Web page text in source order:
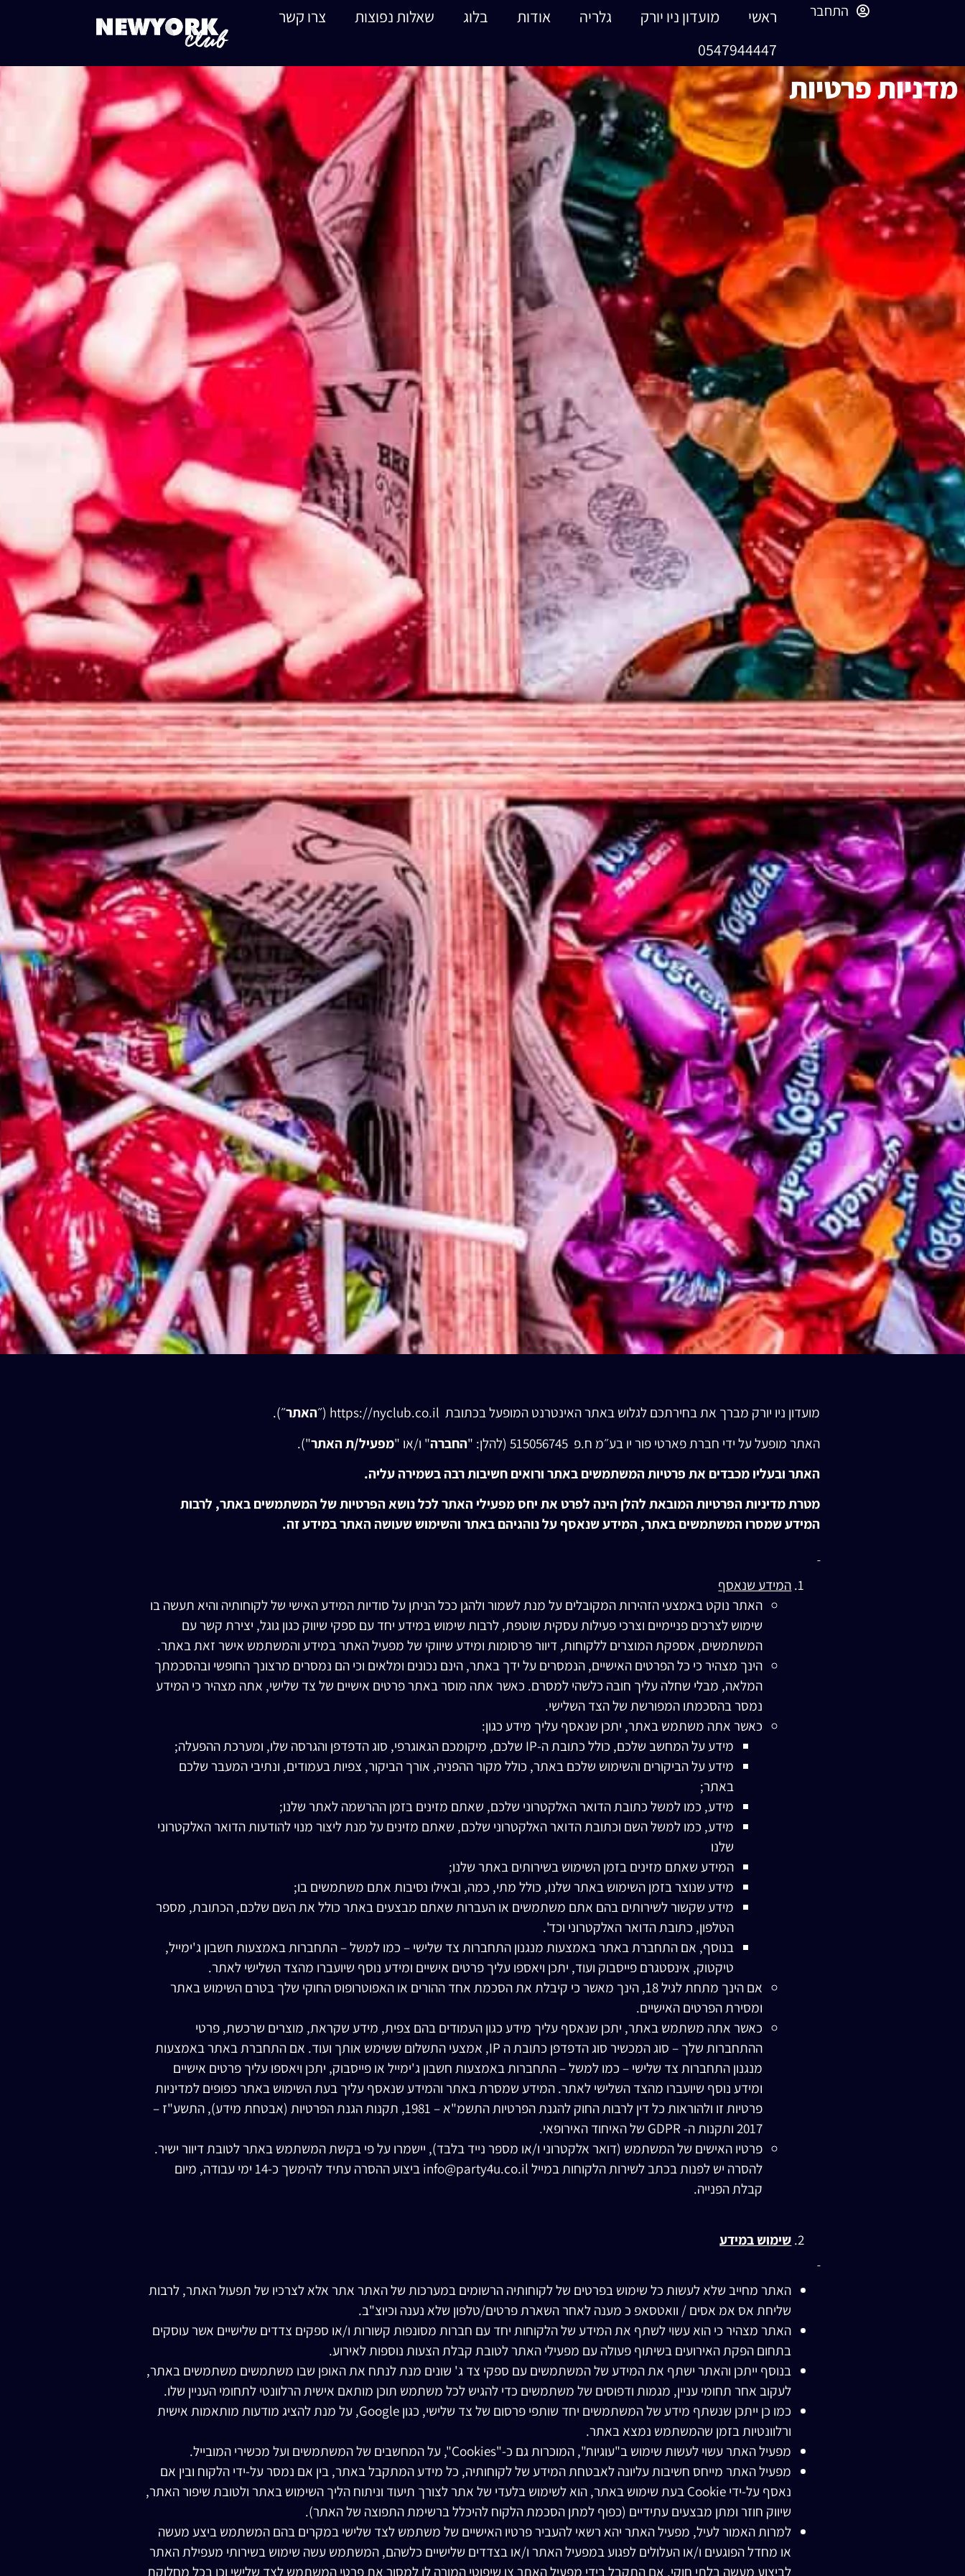
התחבר ראשי מועדון ניו יורק גלריה אודות בלוג שאלות נפוצות
צרו קשר
0547944447
מדניות פרטיות
מועדון ניו יורק מברך את בחירתכם לגלוש באתר האינטרנט המופעל בכתובת https://nyclub.co.il (״ האתר״).
האתר מופעל על ידי חברת פארטי פור יו בע״מ ח.פ 515056745 (להלן: "
החברה" ו/או "מפעיל/ת האתר").
האתר ובעליו מכבדים את פרטיות המשתמשים באתר ורואים חשיבות רבה בשמירה עליה.
מטרת מדיניות הפרטיות המובאת להלן הינה לפרט את יחס מפעילי האתר לכל נושא הפרטיות של המשתמשים באתר, לרבות
המידע שמסרו המשתמשים באתר, המידע שנאסף על נוהגיהם באתר והשימוש שעושה האתר במידע זה.
המידע שנאסף
האתר נוקט באמצעי הזהירות המקובלים על מנת לשמור ולהגן ככל הניתן על סודיות המידע האישי של לקוחותיה והיא תעשה בו
שימוש לצרכים פניימיים וצרכי פעילות עסקית שוטפת, לרבות שימוש במידע יחד עם ספקי שיווק כגון גוגל, יצירת קשר עם
המשתמשים, אספקת המוצרים ללקוחות, דיוור פרסומות ומידע שיווקי של מפעיל האתר במידע והמשתמש אישר זאת באתר.
הינך מצהיר כי כל הפרטים האישיים, הנמסרים על ידך באתר, הינם נכונים ומלאים וכי הם נמסרים מרצונך החופשי ובהסכמתך
המלאה, מבלי שחלה עליך חובה כלשהי למסרם. כאשר אתה מוסר באתר פרטים אישיים של צד שלישי, אתה מצהיר כי המידע
נמסר בהסכמתו המפורשת של הצד השלישי.
כאשר אתה משתמש באתר, יתכן שנאסף עליך מידע כגון:
מידע על המחשב שלכם, כולל כתובת ה-IP שלכם, מיקומכם הגאוגרפי, סוג הדפדפן והגרסה שלו, ומערכת ההפעלה;
מידע על הביקורים והשימוש שלכם באתר, כולל מקור ההפניה, אורך הביקור, צפיות בעמודים, ונתיבי המעבר שלכם
באתר;
מידע, כמו למשל כתובת הדואר האלקטרוני שלכם, שאתם מזינים בזמן ההרשמה לאתר שלנו;
מידע, כמו למשל השם וכתובת הדואר האלקטרוני שלכם, שאתם מזינים על מנת ליצור מנוי להודעות הדואר האלקטרוני
שלנו
המידע שאתם מזינים בזמן השימוש בשירותים באתר שלנו;
מידע שנוצר בזמן השימוש באתר שלנו, כולל מתי, כמה, ובאילו נסיבות אתם משתמשים בו;
מידע שקשור לשירותים בהם אתם משתמשים או העברות שאתם מבצעים באתר כולל את השם שלכם, הכתובת, מספר
הטלפון, כתובת הדואר האלקטרוני וכד'.
בנוסף, אם התחברת באתר באמצעות מנגנון התחברות צד שלישי – כמו למשל – התחברות באמצעות חשבון ג'ימייל,
טיקטוק, אינסטגרם פייסבוק ועוד, יתכן ויאספו עליך פרטים אישיים ומידע נוסף שיועברו מהצד השלישי לאתר.
אם הינך מתחת לגיל 18, הינך מאשר כי קיבלת את הסכמת אחד ההורים או האפוטרופוס החוקי שלך בטרם השימוש באתר
ומסירת הפרטים האישיים.
כאשר אתה משתמש באתר, יתכן שנאסף עליך מידע כגון העמודים בהם צפית, מידע שקראת, מוצרים שרכשת, פרטי
ההתחברות שלך – סוג המכשיר סוג הדפדפן כתובת ה IP, אמצעי התשלום ששימש אותך ועוד. אם התחברת באתר באמצעות
מנגנון התחברות צד שלישי – כמו למשל – התחברות באמצעות חשבון ג'ימייל או פייסבוק, יתכן ויאספו עליך פרטים אישיים
ומידע נוסף שיועברו מהצד השלישי לאתר. המידע שמסרת באתר והמידע שנאסף עליך בעת השימוש באתר כפופים למדיניות
פרטיות זו ולהוראות כל דין לרבות החוק להגנת הפרטיות התשמ"א – 1981, תקנות הגנת הפרטיות (אבטחת מידע), התשע"ז –
2017 ותקנות ה- GDPR של האיחוד האירופאי.
פרטיו האישים של המשתמש (דואר אלקטרוני ו/או מספר נייד בלבד), יישמרו על פי בקשת המשתמש באתר לטובת דיוור ישיר.
להסרה יש לפנות בכתב לשירות הלקוחות במייל info@party4u.co.il ביצוע ההסרה עתיד להימשך כ-14 ימי עבודה, מיום
קבלת הפנייה.
שימוש במידע
האתר מחייב שלא לעשות כל שימוש בפרטים של לקוחותיה הרשומים במערכות של האתר אתר אלא לצרכיו של תפעול האתר, לרבות
שליחת אס אמ אסים / וואטסאפ כ מענה לאחר השארת פרטים/טלפון שלא נענה וכיוצ"ב.
האתר מצהיר כי הוא עשוי לשתף את המידע של הלקוחות יחד עם חברות מסונפות קשורות ו/או ספקים צדדים שלישיים אשר עוסקים
בתחום הפקת האירועים בשיתוף פעולה עם מפעילי האתר לטובת קבלת הצעות נוספות לאירוע.
בנוסף ייתכן והאתר ישתף את המידע של המשתמשים עם ספקי צד ג' שונים מנת לנתח את האופן שבו משתמשים משתמשים באתר,
לעקוב אחר תחומי עניין, מגמות ודפוסים של משתמשים כדי להגיש לכל משתמש תוכן מותאם אישית הרלוונטי לתחומי העניין שלו.
כמו כן ייתכן שנשתף מידע של המשתמשים יחד שותפי פרסום של צד שלישי, כגון Google, על מנת להציג מודעות מותאמות אישית
ורלוונטיות בזמן שהמשתמש נמצא באתר.
מפעיל האתר עשוי לעשות שימוש ב"עוגיות", המוכרות גם כ-"Cookies", על המחשבים של המשתמשים ועל מכשירי המובייל.
מפעיל האתר מייחס חשיבות עליונה לאבטחת המידע של לקוחותיה, כל מידע המתקבל באתר, בין אם נמסר על-ידי הלקוח ובין אם
נאסף על-ידי Cookie בעת שימוש באתר, הוא לשימוש בלעדי של אתר לצורך תיעוד וניתוח הליך השימוש באתר ולטובת שיפור האתר,
שיווק חוזר ומתן מבצעים עתידיים (כפוף למתן הסכמת הלקוח להיכלל ברשימת התפוצה של האתר).
למרות האמור לעיל, מפעיל האתר יהא רשאי להעביר פרטיו האישיים של משתמש לצד שלישי במקרים בהם המשתמש ביצע מעשה
או מחדל הפוגעים ו/או העלולים לפגוע במפעיל האתר ו/או בצדדים שלישיים כלשהם, המשתמש עשה שימוש בשירותי מעפילת האתר
לביצוע מעשה בלתי חוקי, אם התקבל בידי מפעיל האתר צו שיפוטי המורה לו למסור את פרטי המשתמש לצד שלישי וכן בכל מחלוקת